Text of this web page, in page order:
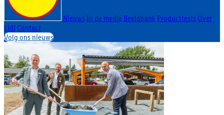
Nieuws In de mediaBeeldbank Producttests Over
Lidl Contact
Volg ons nieuws